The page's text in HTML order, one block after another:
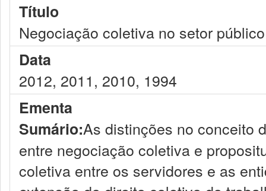
Título
Negociação coletiva no setor público
Data
2012, 2011, 2010, 1994
Ementa
Sumário:As distinções no conceito
entre negociação coletiva e
coletiva entre os servidores e as